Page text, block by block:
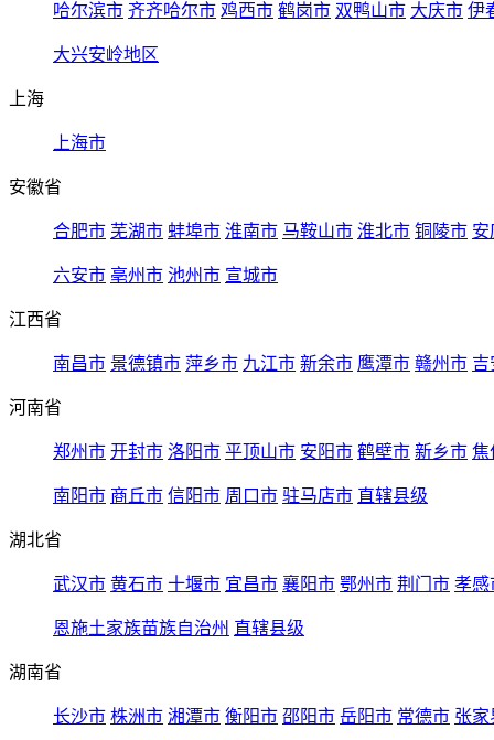
哈尔滨市 齐齐哈尔市 鸡西市 鹤岗市 双鸭山市 大庆市 伊
大兴安岭地区
上海
上海市
安徽省
合肥市 芜湖市 蚌埠市 淮南市 马鞍山市 淮北市 铜陵市 安
六安市 亳州市 池州市 宣城市
江西省
南昌市 景德镇市 萍乡市 九江市 新余市 鹰潭市 赣州市 吉
河南省
郑州市 开封市 洛阳市 平顶山市 安阳市 鹤壁市 新乡市 焦
南阳市 商丘市 信阳市 周口市 驻马店市 直辖县级
湖北省
武汉市 黄石市 十堰市 宜昌市 襄阳市 鄂州市 荆门市 孝感
恩施土家族苗族自治州 直辖县级
湖南省
长沙市 株洲市 湘潭市 衡阳市 邵阳市 岳阳市 常德市 张家